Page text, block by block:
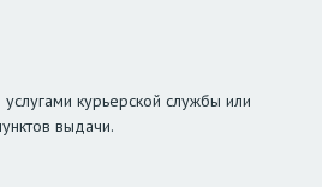
курьерской службы или
выдачи.